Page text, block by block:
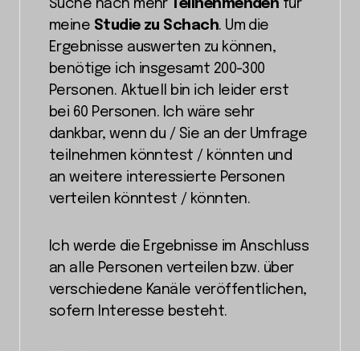
Suche nach mehr Teilnehmenden für
meine Studie zu Schach. Um die
Ergebnisse auswerten zu können,
benötige ich insgesamt 200-300
Personen. Aktuell bin ich leider erst
bei 60 Personen. Ich wäre sehr
dankbar, wenn du / Sie an der Umfrage
teilnehmen könntest / könnten und
an weitere interessierte Personen
verteilen könntest / könnten.
Ich werde die Ergebnisse im Anschluss
an alle Personen verteilen bzw. über
verschiedene Kanäle veröffentlichen,
sofern Interesse besteht.